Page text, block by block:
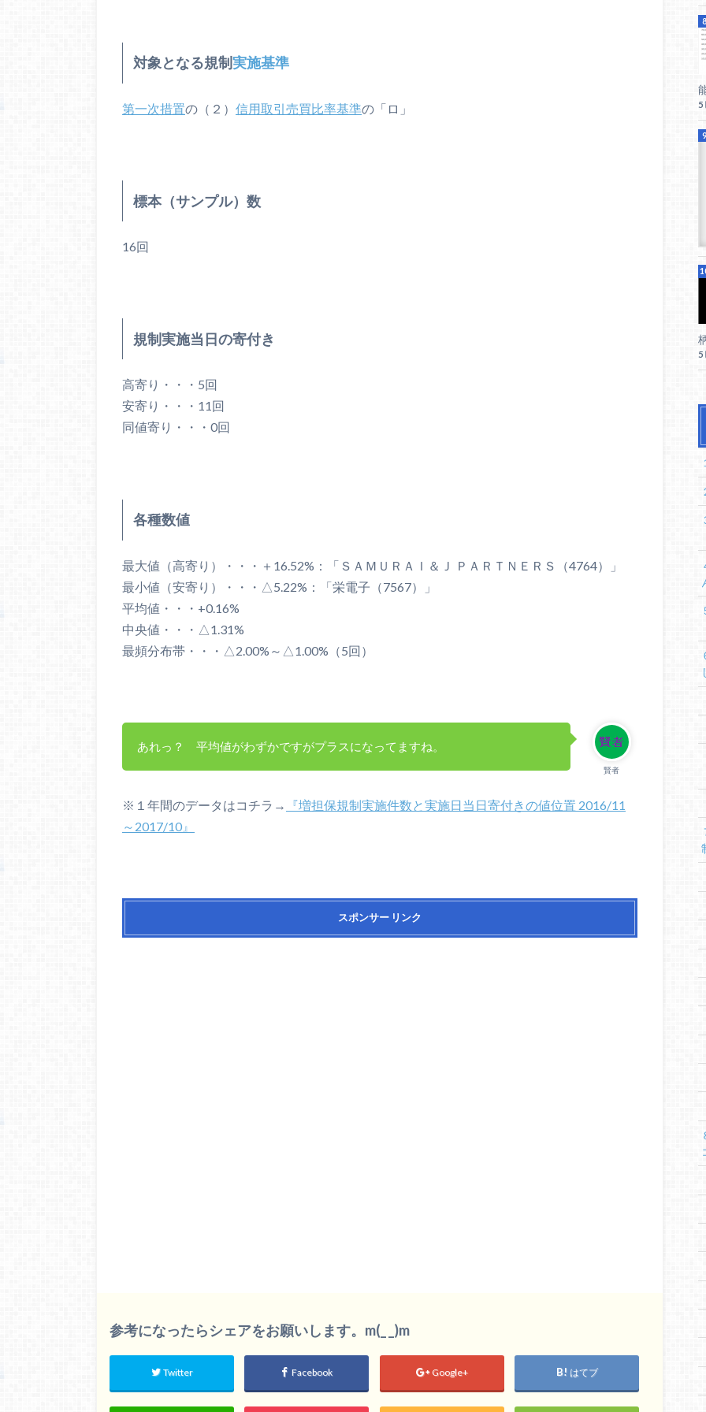
対象となる規制実施基準
第一次措置の（２） 信用取引売買比率基準の「ロ」
標本（サンプル）数
16回
規制実施当日の寄付き
高寄り・・・5回
安寄り・・・11回
同値寄り・・・0回
各種数値
最大値（高寄り）・・・＋16.52%：「ＳＡＭＵＲＡＩ＆Ｊ ＰＡＲＴＮＥＲＳ（4764）」
最小値（安寄り）・・・△5.22%：「栄電子（7567）」
平均値・・・+0.16%
中央値・・・△1.31%
最頻分布帯・・・△2.00%～△1.00%（5回）
賢者
あれっ？ 平均値がわずかですがプラスになってますね。
※１年間のデータはコチラ→
『増担保規制実施件数と実施日当日寄付きの値位置 2016/11
～2017/10』
スポンサー リンク
参考になったらシェアをお願いします。m(_ _)m
Twitter Facebook Google+ はてブ
5
5